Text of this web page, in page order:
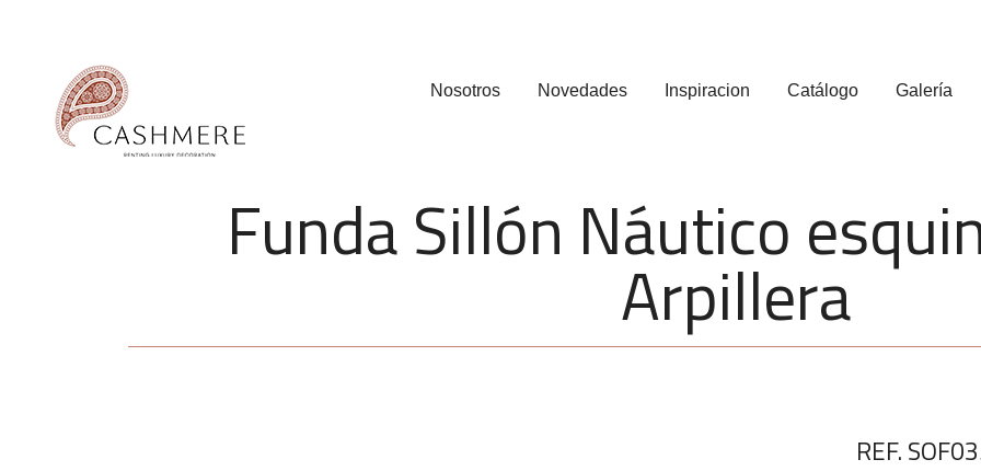
Nosotros Novedades Inspiracion Catálogo Galería
Funda Sillón Náutico
Arpillera
REF.